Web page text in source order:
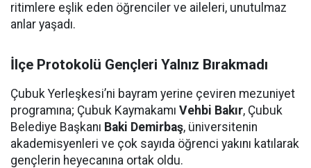
ritimlere eşlik eden öğrenciler ve aileleri, unutulmaz
anlar yaşadı.
İlçe Protokolü Gençleri Yalnız Bırakmadı
Çubuk Yerleşkesi’ni bayram yerine çeviren mezuniyet
programına; Çubuk Kaymakamı Vehbi Bakır, Çubuk
Belediye Başkanı Baki Demirbaş, üniversitenin
akademisyenleri ve çok sayıda öğrenci yakını katılarak
gençlerin heyecanına ortak oldu.